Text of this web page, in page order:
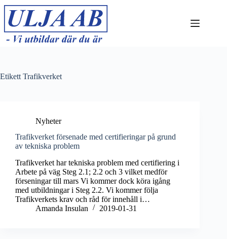
Hoppa
innehåll
Etikett Trafikverket
Nyheter
Trafikverket försenade med certifieringar på grund
av tekniska problem
Trafikverket har tekniska problem med certifiering i
Arbete på väg Steg 2.1; 2.2 och 3 vilket medför
förseningar till mars Vi kommer dock köra igång
med utbildningar i Steg 2.2. Vi kommer följa
Trafikverkets krav och råd för innehåll i…
Amanda Insulan
2019-01-31